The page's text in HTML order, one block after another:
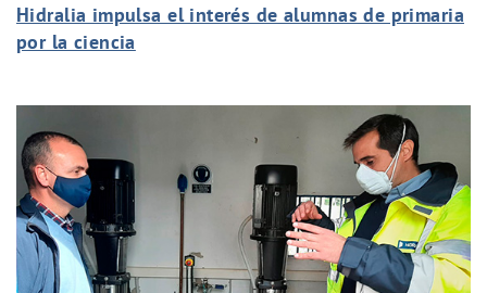
Hidralia impulsa el interés de alumnas de primaria
por la ciencia